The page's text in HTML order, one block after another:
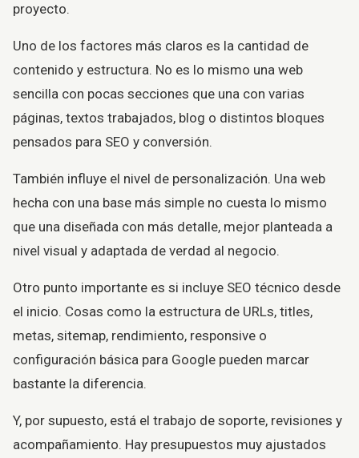
proyecto.
Uno de los factores más claros es la cantidad de
contenido y estructura. No es lo mismo una web
sencilla con pocas secciones que una con varias
páginas, textos trabajados, blog o distintos bloques
pensados para SEO y conversión.
También influye el nivel de personalización. Una web
hecha con una base más simple no cuesta lo mismo
que una diseñada con más detalle, mejor planteada a
nivel visual y adaptada de verdad al negocio.
Otro punto importante es si incluye SEO técnico desde
el inicio. Cosas como la estructura de URLs, titles,
metas, sitemap, rendimiento, responsive o
configuración básica para Google pueden marcar
bastante la diferencia.
Y, por supuesto, está el trabajo de soporte, revisiones y
acompañamiento. Hay presupuestos muy ajustados